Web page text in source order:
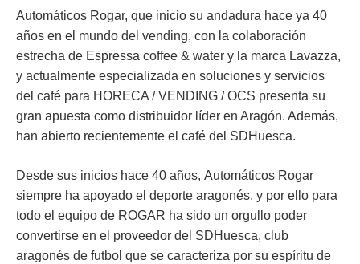
Automáticos Rogar, que inicio su andadura hace ya 40
años en el mundo del vending, con la colaboración
estrecha de Espressa coffee & water y la marca Lavazza,
y actualmente especializada en soluciones y servicios
del café para HORECA / VENDING / OCS presenta su
gran apuesta como distribuidor líder en Aragón. Además,
han abierto recientemente el café del SDHuesca.
Desde sus inicios hace 40 años, Automáticos Rogar
siempre ha apoyado el deporte aragonés, y por ello para
todo el equipo de ROGAR ha sido un orgullo poder
convertirse en el proveedor del SDHuesca, club
aragonés de futbol que se caracteriza por su espíritu de